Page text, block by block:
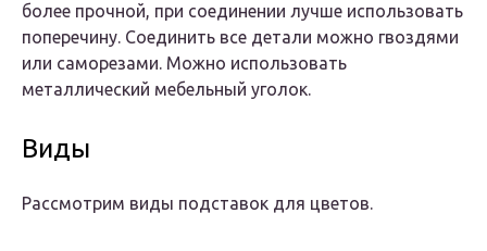
более прочной, при соединении лучше использовать
поперечину. Соединить все детали можно гвоздями
или саморезами. Можно использовать
металлический мебельный уголок.
Виды
Рассмотрим виды подставок для цветов.